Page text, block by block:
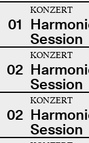
01
KONZERT
Session
02
KONZERT
Session
02
KONZERT
Session